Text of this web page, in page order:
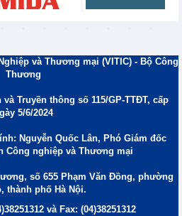
và Thương mại (VITIC) - Bộ Công
Thương
Truyền thông số 115/GP-TTĐT, cấp
5/6/2024
Nguyễn Quốc Lân, Phó Giám đốc
Công nghiệp và Thương mại
số 655 Phạm Văn Đồng, phường
thành phố Hà Nội.
và Fax: (04)38251312